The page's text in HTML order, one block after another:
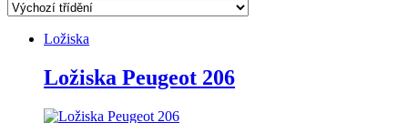
Ložiska
Ložiska Peugeot 206